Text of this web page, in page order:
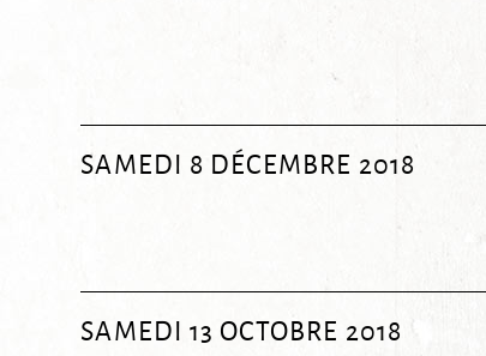
SAMEDI 8 DÉCEMBRE 2018
SAMEDI 13 OCTOBRE 2018